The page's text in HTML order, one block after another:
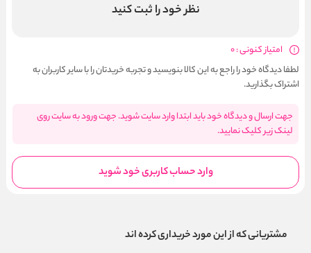
نظر خود را ثبت کنید
امتیاز کنونی : 0
لطفا دیدگاه خود را راجع به این کالا بنویسید و تجربه خریدتان را با سایر کاربران به
اشتراک بگذارید.
جهت ارسال و دیدگاه خود باید ابتدا وارد سایت شوید. جهت ورود به سایت روی
لینک زیر کلیک نمایید.
وارد حساب کاربری خود شوید
مشتریانی که از این مورد خریداری کرده اند